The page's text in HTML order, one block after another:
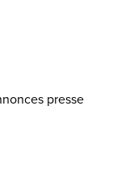
presse